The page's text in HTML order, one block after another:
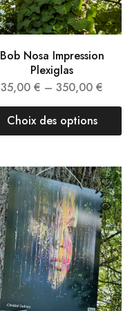
Bob Nosa Impression
Plexiglas
35,00€ –350,00€
Choix des options